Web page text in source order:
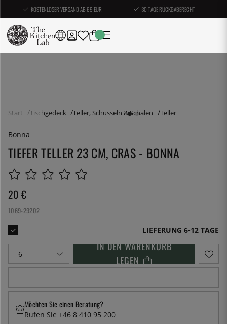
KOSTENLOSER VERSAND AB 69 EUR 30 TAGE RÜCKGABERECHT
Start Tischgedeck Teller, Schüsseln & Schalen Teller
Bonna
TIEFER TELLER 23 CM, CRAS - BONNA
20 €
1069-29202
LIEFERUNG 6-12 TAGE
IN DEN WARENKORB
LEGEN
Möchten Sie einen Beratung?
Rufen Sie +46 8 410 95 200